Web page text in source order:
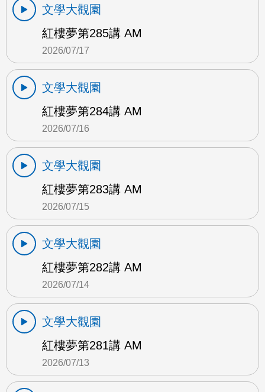
文學大觀園
紅樓夢第285講 AM
2026/07/17
文學大觀園
紅樓夢第284講 AM
2026/07/16
文學大觀園
紅樓夢第283講 AM
2026/07/15
文學大觀園
紅樓夢第282講 AM
2026/07/14
文學大觀園
紅樓夢第281講 AM
2026/07/13